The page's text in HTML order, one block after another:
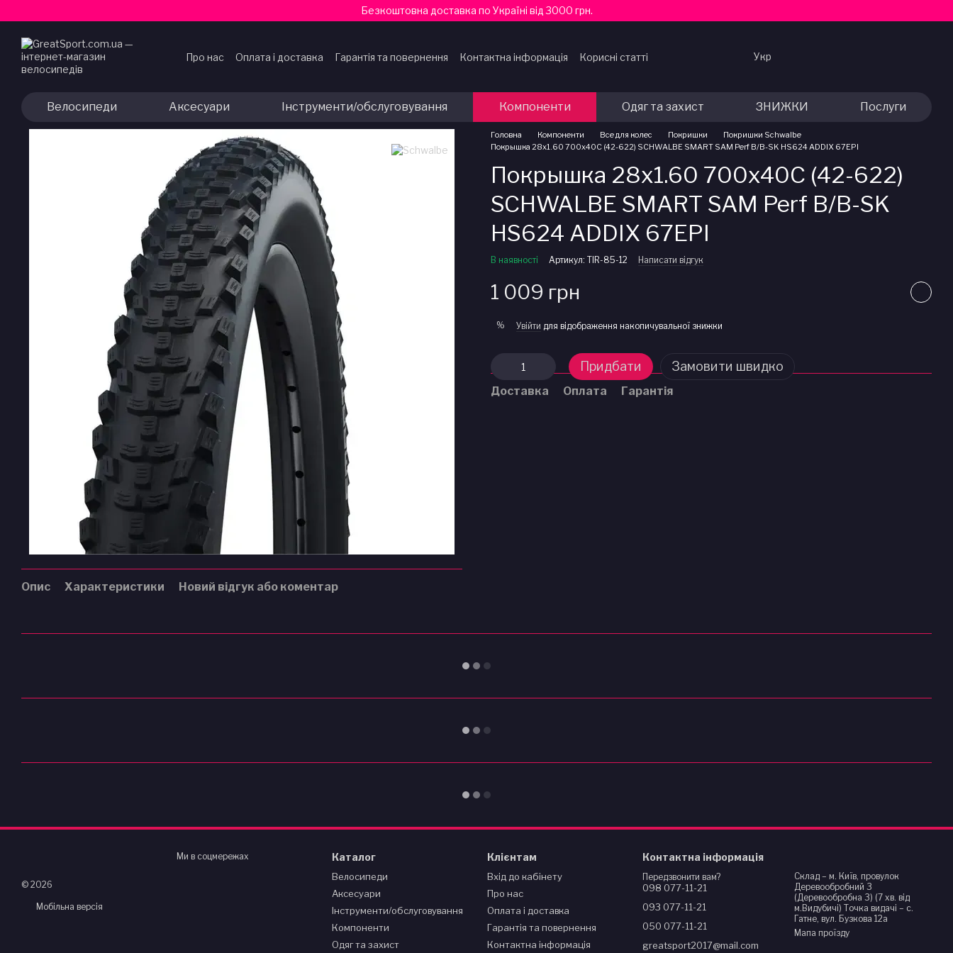
Безкоштовна доставка по Україні від 3000 грн.
Про нас Оплата і доставка Гарантія та повернення Контактна інформація
Корисні статті
Укр
Велосипеди Аксесуари Інструменти/обслуговування Компоненти Одяг та захист ЗНИЖКИ Послуги
Опис Характеристики Новий відгук або коментар
Головна Компоненти Все для колес Покришки
Покришки Schwalbe
Покрышка 28x1.60 700x40C (42-622) SCHWALBE SMART SAM Perf B/B-SK HS624 ADDIX 67EPI
Покрышка 28x1.60 700x40C (42-622)
SCHWALBE SMART SAM Perf B/B-SK
HS624 ADDIX 67EPI
В наявності Артикул: TIR-85-12 Написати відгук
1 009 грн
% Увійти для відображення накопичувальної знижки
Придбати Замовити швидко
Доставка Оплата Гарантія
© 2026
Мобільна версія
Ми в соцмережах Каталог
Велосипеди
Аксесуари
Інструменти/обслуговування
Компоненти
Одяг та захист
Клієнтам
Вхід до кабінету
Про нас
Оплата і доставка
Гарантія та повернення
Контактна інформація
Контактна інформація
Передзвонити вам?
098 077-11-21
093 077-11-21
050 077-11-21
greatsport2017@mail.com
Склад – м. Київ, провулок
Деревообробний 3
(Деревообробна 3) (7 хв. від
м.Видубичі) Точка видачі – с.
Гатне, вул. Бузкова 12а
Мапа проїзду